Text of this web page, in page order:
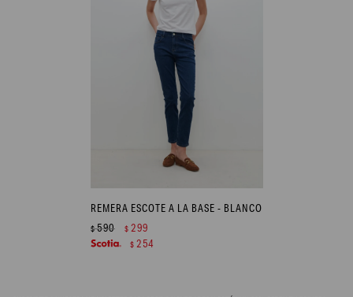
REMERA ESCOTE A LA BASE - BLANCO
$590 $ 299
$ 254